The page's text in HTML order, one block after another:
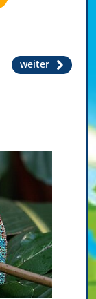
weiter